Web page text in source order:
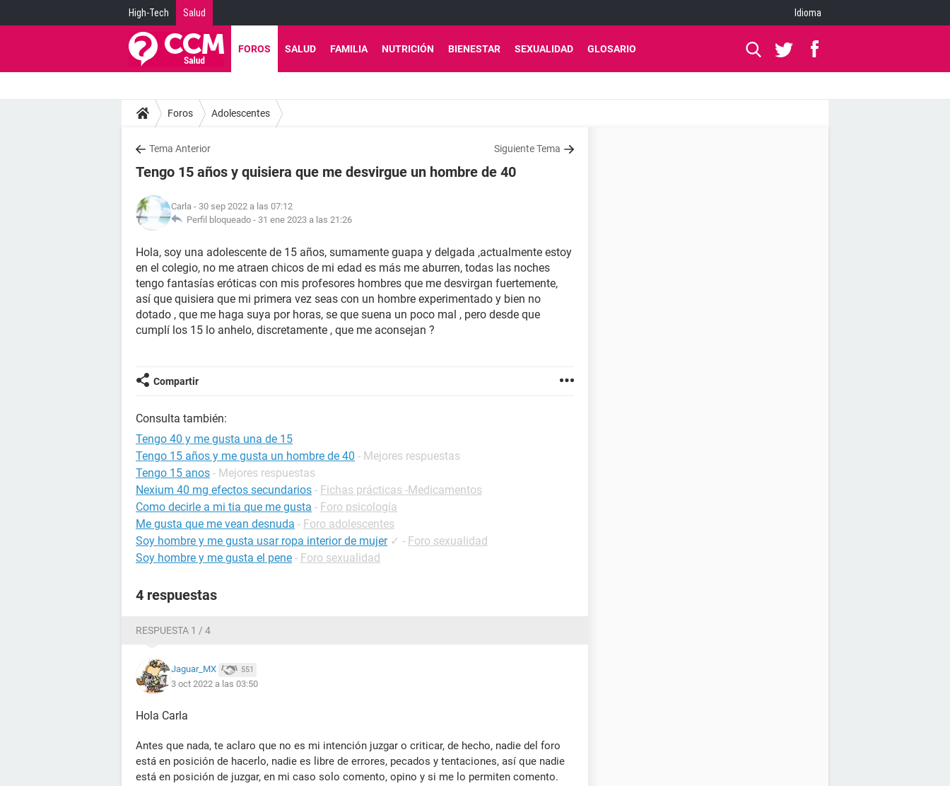
High-Tech Salud Idioma
FOROS SALUD FAMILIA NUTRICIÓN BIENESTAR SEXUALIDAD GLOSARIO
Foros Adolescentes
Tema Anterior Siguiente Tema
Tengo 15 años y quisiera que me desvirgue un hombre de 40
Carla - 30 sep 2022 a las 07:12
Perfil bloqueado - 31 ene 2023 a las 21:26
Hola, soy una adolescente de 15 años, sumamente guapa y delgada ,actualmente estoy
en el colegio, no me atraen chicos de mi edad es más me aburren, todas las noches
tengo fantasías eróticas con mis profesores hombres que me desvirgan fuertemente,
así que quisiera que mi primera vez seas con un hombre experimentado y bien no
dotado , que me haga suya por horas, se que suena un poco mal , pero desde que
cumplí los 15 lo anhelo, discretamente , que me aconsejan ?
Compartir
Consulta también:
Tengo 40 y me gusta una de 15
Tengo 15 años y me gusta un hombre de 40 - Mejores respuestas
Tengo 15 anos - Mejores respuestas
Nexium 40 mg efectos secundarios - Fichas prácticas -Medicamentos
Como decirle a mi tia que me gusta - Foro psicología
Me gusta que me vean desnuda - Foro adolescentes
Soy hombre y me gusta usar ropa interior de mujer ✓ - Foro sexualidad
Soy hombre y me gusta el pene - Foro sexualidad
4 respuestas
RESPUESTA 1 / 4
Jaguar_MX 551
3 oct 2022 a las 03:50
Hola Carla
Antes que nada, te aclaro que no es mi intención juzgar o criticar, de hecho, nadie del foro
está en posición de hacerlo, nadie es libre de errores, pecados y tentaciones, así que nadie
está en posición de juzgar, en mi caso solo comento, opino y si me lo permiten comento.